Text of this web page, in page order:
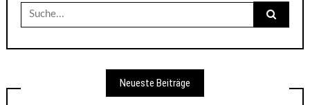
Suche
nach:
Neueste Beiträge